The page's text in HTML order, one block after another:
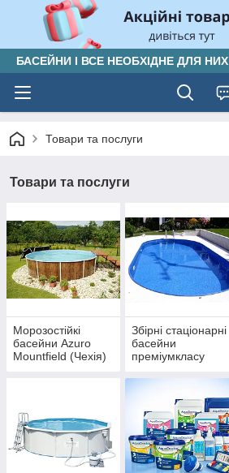
БАСЕЙНИ І ВСЕ НЕОБХІДНЕ ДЛЯ НИХ
Товари та послуги
Товари та послуги
Морозостійкі
басейни Azuro
Mountfield (Чехія)
Збірні стаціонарні
басейни
преміумкласу
(ЧЕХІЯ)